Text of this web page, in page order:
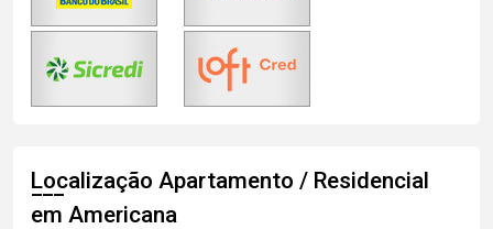
Localização Apartamento / Residencial
em Americana